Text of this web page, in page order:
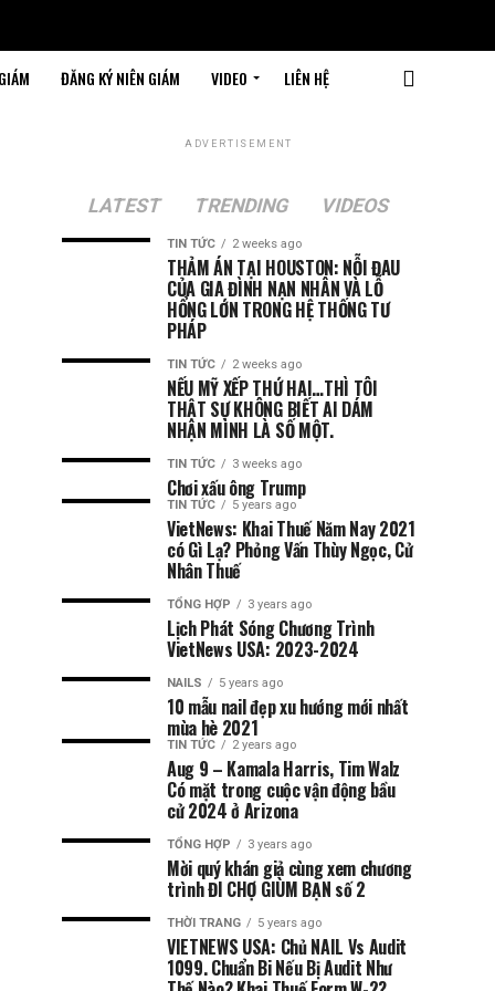
ĐĂNG KÝ NIÊN GIÁM VIDEO LIÊN HỆ
ADVERTISEMENT
LATEST TRENDING VIDEOS
TIN TỨC 2 weeks ago
THẢM ÁN TẠI HOUSTON: NỖI ĐAU
CỦA GIA ĐÌNH NẠN NHÂN VÀ LỖ
HỔNG LỚN TRONG HỆ THỐNG TƯ
PHÁP
TIN TỨC 2 weeks ago
NẾU MỸ XẾP THỨ HAI…THÌ TÔI
THẬT SỰ KHÔNG BIẾT AI DÁM
NHẬN MÌNH LÀ SỐ MỘT.
TIN TỨC 3 weeks ago
Chơi xấu ông Trump
TIN TỨC 5 years ago
VietNews: Khai Thuế Năm Nay 2021
có Gì Lạ? Phỏng Vấn Thùy Ngọc, Cử
Nhân Thuế
TỔNG HỢP 3 years ago
Lịch Phát Sóng Chương Trình
VietNews USA: 2023-2024
NAILS 5 years ago
10 mẫu nail đẹp xu hướng mới nhất
mùa hè 2021
TIN TỨC 2 years ago
Aug 9 – Kamala Harris, Tim Walz
Có mặt trong cuộc vận động bầu
cử 2024 ở Arizona
TỔNG HỢP 3 years ago
Mời quý khán giả cùng xem chương
trình ĐI CHỢ GIÙM BẠN số 2
THỜI TRANG 5 years ago
VIETNEWS USA: Chủ NAIL Vs Audit
1099. Chuẩn Bi Nếu Bị Audit Như